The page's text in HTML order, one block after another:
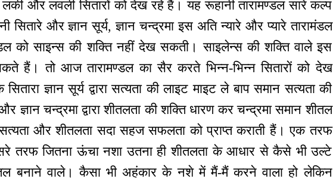
लकी और लवली सितारों को देख रहे हैं। यह रूहानी तारामण्डल सारे कल्प
और ज्ञान सूर्य, ज्ञान चन्द्रमा इस अति न्यारे और प्यारे तारामंडल
को साइन्स की शक्ति नहीं देख सकती। साइलेन्स की शक्ति वाले इस
हैं। तो आज तारामण्डल का सैर करते भिन्न-भिन्न सितारों को देख
ज्ञान सूर्य द्वारा सत्यता की लाइट माइट ले बाप समान सत्यता की
चन्द्रमा द्वारा शीतलता की शक्ति धारण कर चन्द्रमा समान शीतल
और शीतलता सदा सहज सफलता को प्राप्त कराती हैं। एक तरफ
तरफ जितना ऊंचा नशा उतना ही शीतलता के आधार से कैसे भी उल्टे
बनाने वाले। कैसा भी अहंकार के नशे में मैं-मैं करने वाला हो लेकिन